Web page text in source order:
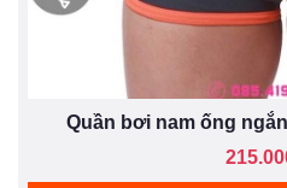
Quần bơi nam ống